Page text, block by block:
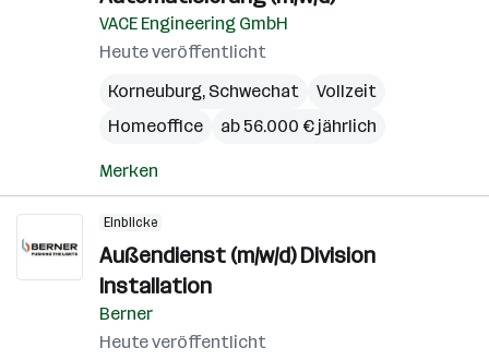
VACE Engineering GmbH
Heute veröffentlicht
Korneuburg, Schwechat
Vollzeit
Homeoffice
ab 56.000 € jährlich
Merken
Einblicke
Außendienst (m/w/d) Division
Installation
Berner
Heute veröffentlicht